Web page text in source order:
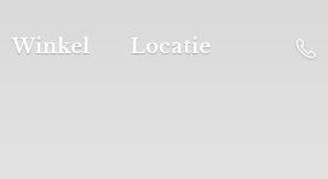
Winkel Locatie